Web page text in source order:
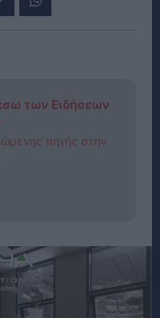
των Ειδήσεων
πηγής στην